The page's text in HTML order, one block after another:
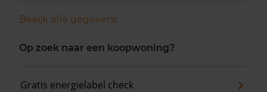
Bekijk alle gegevens
Op zoek naar een koopwoning?
Gratis energielabel check